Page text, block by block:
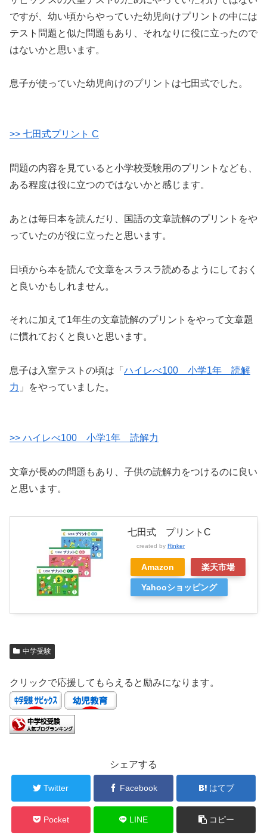
ですが、幼い頃からやっていた幼児向けプリントの中には
テスト問題と似た問題もあり、それなりに役に立ったので
はないかと思います。
息子が使っていた幼児向けのプリントは七田式でした。
>> 七田式プリント C
問題の内容を見ていると小学校受験用のプリントなども、
ある程度は役に立つのではないかと感じます。
あとは毎日本を読んだり、国語の文章読解のプリントをや
っていたのが役に立ったと思います。
日頃から本を読んで文章をスラスラ読めるようにしておく
と良いかもしれません。
それに加えて1年生の文章読解のプリントをやって文章題
に慣れておくと良いと思います。
息子は入室テストの頃は「 ハイレべ100 小学1年 読解
力 」をやっていました。
>> ハイレべ100 小学1年 読解力
文章が長めの問題もあり、子供の読解力をつけるのに良い
と思います。
七田式 プリントC
created by Rinker
Amazon 楽天市場
Yahooショッピング
中学受験
クリックで応援してもらえると励みになります。
シェアする
Twitter Facebook はてブ
Pocket LINE コピー